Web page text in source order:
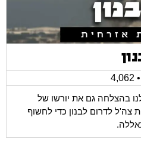
• 4,062
בהצלחה גם את יורשו של
צה'ל לדרום לבנון כדי לחשוף